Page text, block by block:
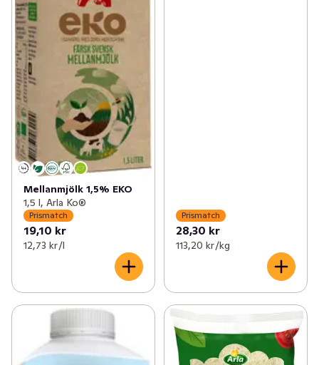
Mellanmjölk 1,5% EKO
1,5 l, Arla Ko®
Prismatch
19,10 kr
12,73 kr /l
Prismatch
28,30 kr
113,20 kr /kg